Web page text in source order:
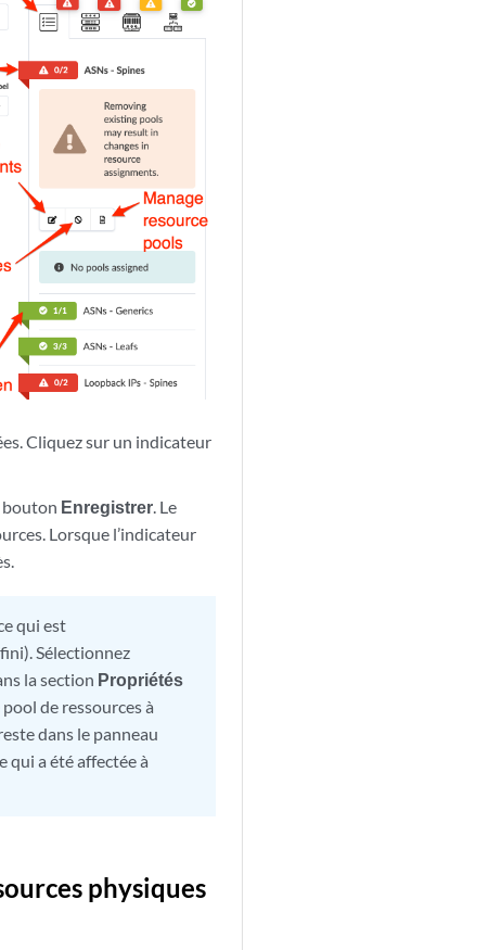
Cliquez sur un indicateur
bouton Enregistrer. Le
Lorsque l’indicateur
qui est
Sélectionnez
la section Propriétés
de ressources à
dans le panneau
qui a été affectée à
physiques